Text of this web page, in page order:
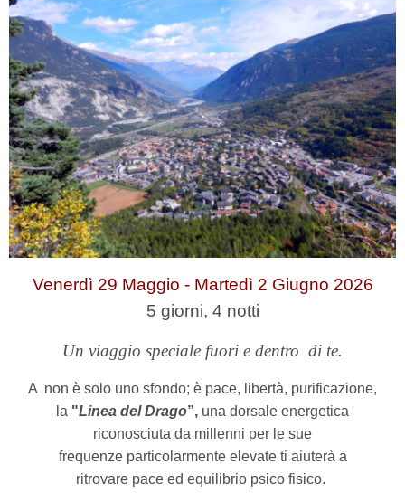
Venerdì 29 Maggio - Martedì 2 Giugno 2026
5 giorni, 4 notti
Un viaggio speciale fuori e dentro di te.
A non è solo uno sfondo; è pace, libertà, purificazione,
la "Linea del Drago”, una dorsale energetica
riconosciuta da millenni per le sue
frequenze particolarmente elevate ti aiuterà a
ritrovare pace ed equilibrio psico fisico.